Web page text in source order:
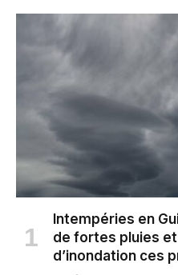
Intempéries en
de fortes pluies
d’inondation ces